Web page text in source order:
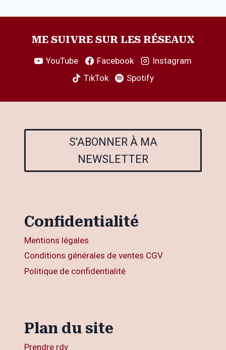
ME SUIVRE SUR LES RÉSEAUX
YouTube Facebook
Instagram
TikTok
Spotify
S'ABONNER À MA
NEWSLETTER
Confidentialité
Mentions légales
Conditions générales de ventes CGV
Politique de confidentialité
Plan du site
Prendre rdv